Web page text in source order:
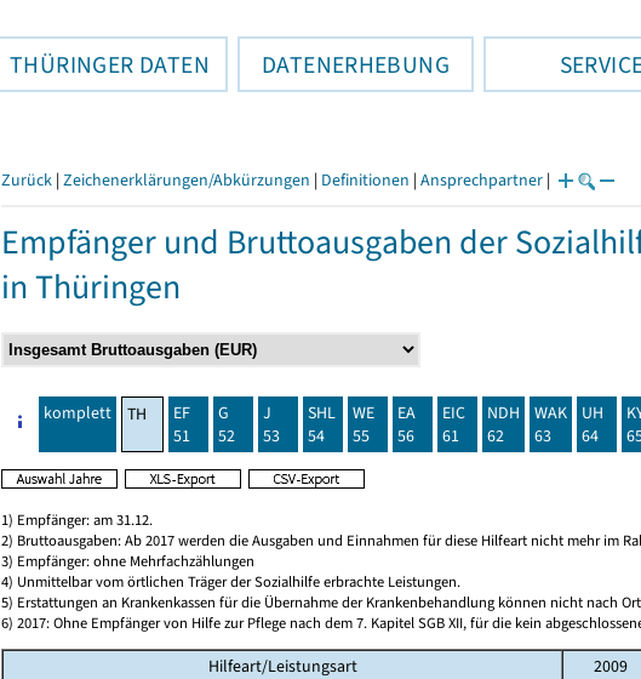
THÜRINGER DATEN DATENERHEBUNG
Zurück | Zeichenerklärungen/Abkürzungen | Definitionen | Ansprechpartner |
Empfänger und Bruttoausgaben der
in Thüringen
komplett TH
EF
51
G
52
J
53
SHL
54
WE
55
EA
56
EIC
61
NDH
62
WAK
63
UH
64
1) Empfänger: am 31.12.
2) Bruttoausgaben: Ab 2017 werden die Ausgaben und Einnahmen für diese Hilfeart nicht mehr im
3) Empfänger: ohne Mehrfachzählungen
4) Unmittelbar vom örtlichen Träger der Sozialhilfe erbrachte Leistungen.
5) Erstattungen an Krankenkassen für die Übernahme der Krankenbehandlung können nicht nach
6) 2017: Ohne Empfänger von Hilfe zur Pflege nach dem 7. Kapitel SGB XII, für die kein
Hilfeart/Leistungsart 2009